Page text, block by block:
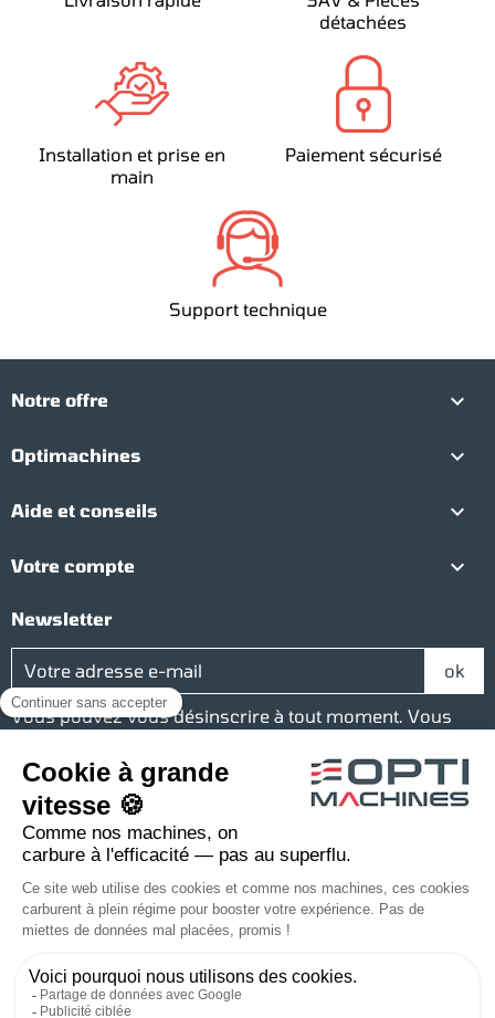
détachées
Installation et prise en
main
Paiement sécurisé
Support technique
Notre offre 
Optimachines 
Aide et conseils 
Votre compte 
Newsletter
Vous pouvez vous désinscrire à tout moment. Vous
les conditions d'utilisation du site.
Réseaux sociaux
FacebookYouTubeInstagram
LinkedIn
Une société du groupe Baudelet